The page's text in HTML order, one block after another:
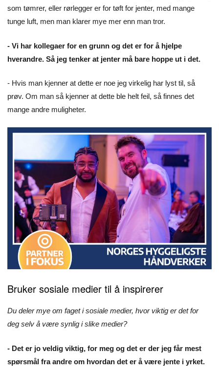
som tømrer, eller rørlegger er for tøft for jenter, med mange
tunge luft, men man klarer mye mer enn man tror.
- Vi har kollegaer for en grunn og det er for å hjelpe
hverandre. Så jeg tenker at jenter må bare hoppe ut i det.
- Hvis man kjenner at dette er noe jeg virkelig har lyst til, så
prøv. Om man så kjenner at dette ble helt feil, så finnes det
mange andre muligheter.
Bruker sosiale medier til å inspirerer
Du deler mye om faget i sosiale medier, hvor viktig er det for
deg selv å være synlig i slike medier?
- Det er jo veldig viktig, for meg og det er der jeg får mest
spørsmål fra andre om hvordan det er å være jente i yrket.